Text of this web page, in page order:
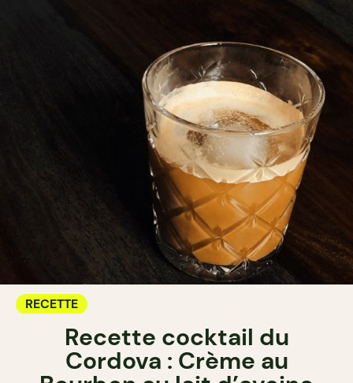
RECETTE
Recette cocktail du
Cordova : Crème au